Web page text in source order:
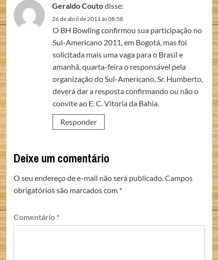
Geraldo Coutodisse:
26 de abril de 2011 às 08:58
O BH Bowling confirmou sua participação no
Sul-Americano 2011, em Bogotá, mas foi
solicitada mais uma vaga para o Brasil e
amanhã, quarta-feira o responsável pela
organização do Sul-Americano, Sr. Humberto,
deverá dar a resposta confirmando ou não o
convite ao E. C. Vitoria da Bahia.
Responder
Deixe um comentário
O seu endereço de e-mail não será publicado. Campos
obrigatórios são marcados com *
Comentário *